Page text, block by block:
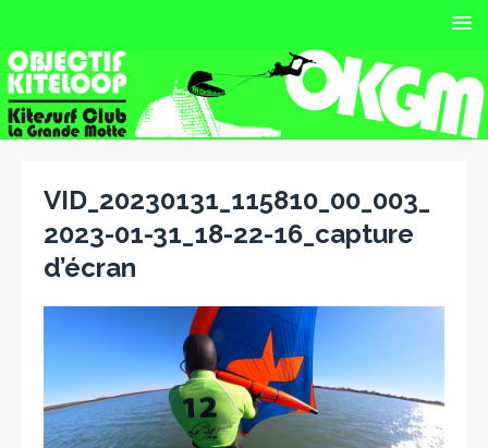
VID_20230131_115810_00_003_
2023-01-31_18-22-16_capture
d’écran